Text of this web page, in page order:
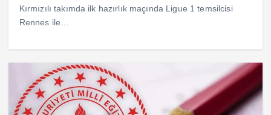
Kırmızılı takımda ilk hazırlık maçında Ligue 1 temsilcisi
Rennes ile…